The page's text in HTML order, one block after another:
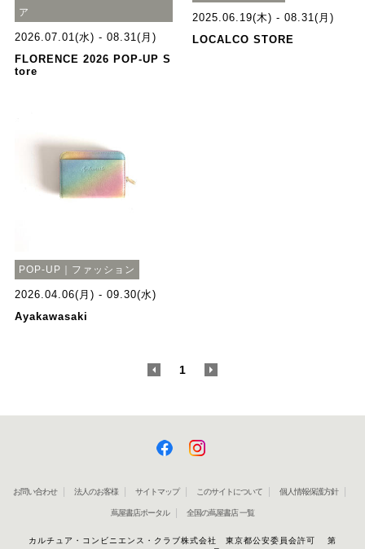
ア
2026.07.01(水) - 08.31(月)
FLORENCE 2026 POP-UP S
tore
2025.06.19(木) - 08.31(月)
LOCALCO STORE
POP-UP｜ファッション
2026.04.06(月) - 09.30(水)
Ayakawasaki
1
お問い合わせ 法人のお客様 サイトマップ このサイトについて 個人情報保護方針
蔦屋書店ポータル 全国の蔦屋書店 一覧
カルチュア・コンビニエンス・クラブ株式会社 東京都公安委員会許可 第